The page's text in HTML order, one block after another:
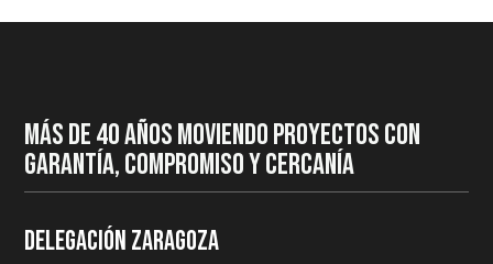
MÁS DE 40 AÑOS MOVIENDO PROYECTOS CON
GARANTÍA, COMPROMISO Y CERCANÍA
Delegación zaragoza